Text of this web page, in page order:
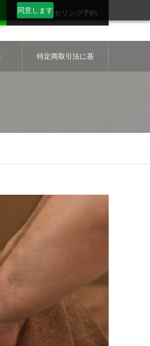
同意します
無料カウンセリング予約
特定商取引法に基